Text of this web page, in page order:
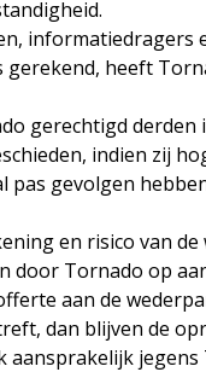
heeft
gerechtigd
indien zij
gevolgen
en risico van
door Tornado op
aan de
dan blijven de
jegens